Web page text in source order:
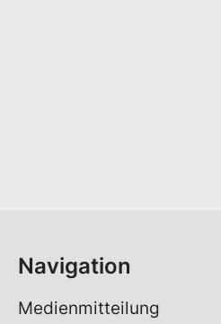
Navigation
Medienmitteilung